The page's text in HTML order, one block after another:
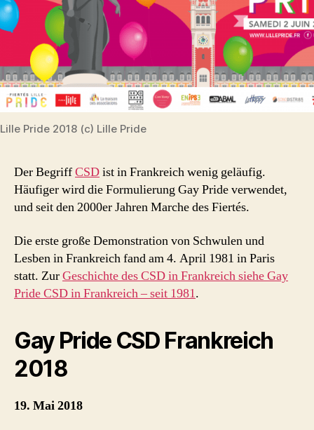
Lille Pride 2018 (c) Lille Pride
Der BegriffCSDist in Frankreich wenig geläufig.
Häufiger wird die Formulierung Gay Pride verwendet,
und seit den 2000er Jahren Marche des Fiertés.
Die erste große Demonstration von Schwulen und
Lesben in Frankreich fand am 4. April 1981 in Paris
statt. ZurGeschichte des CSD in Frankreich siehe Gay
Pride CSD in Frankreich – seit 1981.
Gay Pride CSD Frankreich
2018
19. Mai 2018